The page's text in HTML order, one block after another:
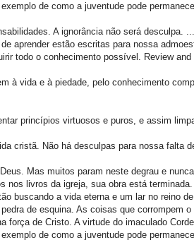
de como a juventude pode
A ignorância não será desculpa.
aprender estão escritas para nossa
todo o conhecimento possível. Review and
à vida e à piedade, pelo conhecimento
princípios virtuosos e puros, e assim
cristã. Não há desculpas para nossa falta
Mas muitos param neste degrau e
nos livros da igreja, sua obra está
buscando a vida eterna e um lar no reino
de esquina. As coisas que corrompem
de Cristo. A virtude do imaculado
de como a juventude pode